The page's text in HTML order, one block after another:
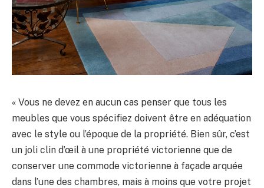
« Vous ne devez en aucun cas penser que tous les
meubles que vous spécifiez doivent être en adéquation
avec le style ou l’époque de la propriété. Bien sûr, c’est
un joli clin d’œil à une propriété victorienne que de
conserver une commode victorienne à façade arquée
dans l’une des chambres, mais à moins que votre projet